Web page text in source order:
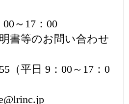
00～17：00
書等のお問い合わせ
（平日 9：00～17：0